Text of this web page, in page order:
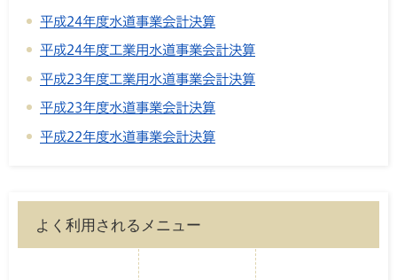
平成24年度水道事業会計決算
平成24年度工業用水道事業会計決算
平成23年度工業用水道事業会計決算
平成23年度水道事業会計決算
平成22年度水道事業会計決算
よく利用されるメニュー